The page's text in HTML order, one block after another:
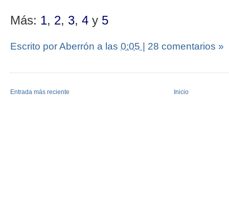
Más: 1, 2, 3, 4 y 5
Escrito por Aberrón a las 0:05 | 28 comentarios »
Entrada más reciente Inicio